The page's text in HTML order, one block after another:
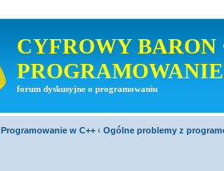
CYFROWY BARON
PROGRAMOWANIE
forum dyskusyjne o programowaniu
Programowanie w C++ ‹ Ogólne problemy z